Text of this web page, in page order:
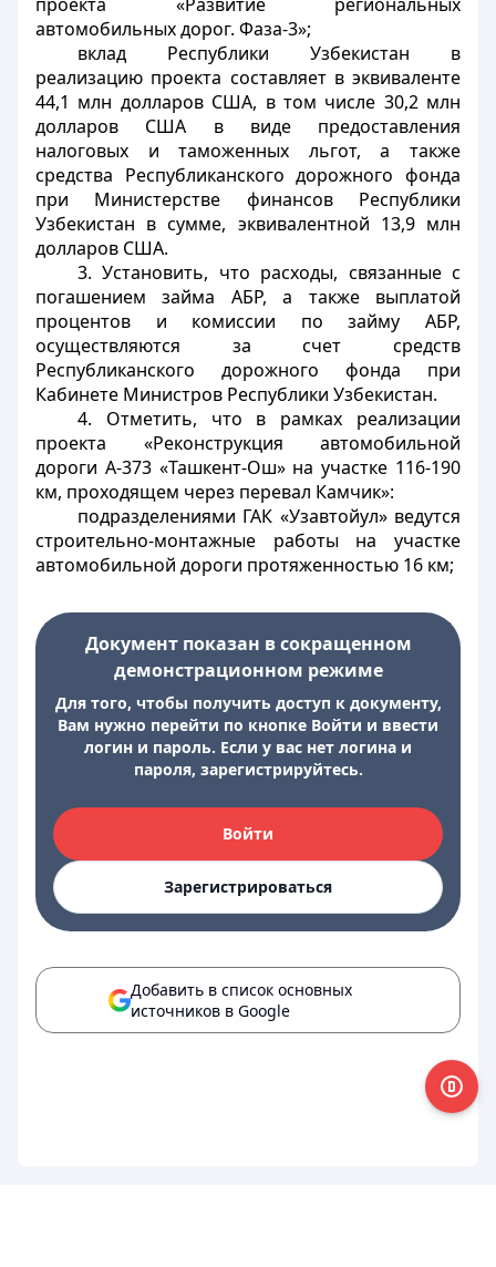
автомобильных дорог. Фаза-3»;
вклад Республики Узбекистан в
реализацию проекта составляет в эквиваленте
44,1 млн долларов США, в том числе 30,2 млн
долларов США в виде предоставления
налоговых и таможенных льгот, а также
средства Республиканского дорожного фонда
при Министерстве финансов Республики
Узбекистан в сумме, эквивалентной 13,9 млн
долларов США.
3. Установить, что расходы, связанные с
погашением займа АБР, а также выплатой
процентов и комиссии по займу АБР,
осуществляются за счет средств
Республиканского дорожного фонда при
Кабинете Министров Республики Узбекистан.
4. Отметить, что в рамках реализации
проекта «Реконструкция автомобильной
дороги А-373 «Ташкент-Ош» на участке 116-190
км, проходящем через перевал Камчик»:
подразделениями ГАК «Узавтойул» ведутся
строительно-монтажные работы на участке
автомобильной дороги протяженностью 16 км;
Документ показан в сокращенном
демонстрационном режиме
Для того, чтобы получить доступ к документу,
Вам нужно перейти по кнопке Войти и ввести
логин и пароль. Если у вас нет логина и
пароля, зарегистрируйтесь.
Войти
Зарегистрироваться
Добавить в список основных
источников в Google